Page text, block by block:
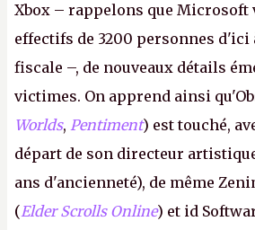
Xbox – rappelons que Microsoft
effectifs de 3200 personnes d'ici
fiscale –, de nouveaux détails
victimes. On apprend ainsi
Worlds, Pentiment) est touché,
départ de son directeur
ans d'ancienneté), de même
(Elder Scrolls Online) et id